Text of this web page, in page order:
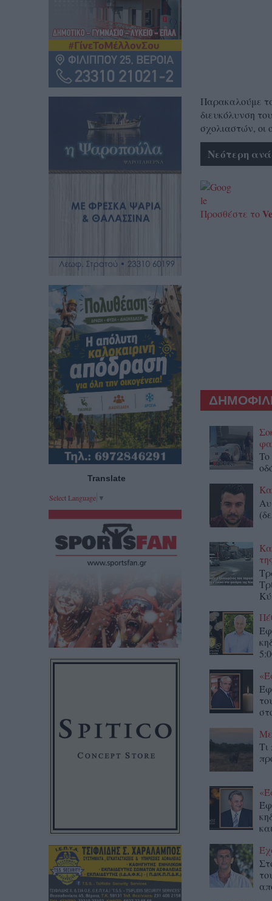
Παρακαλούμε
διευκόλυνση
σχολιαστών, οι
Νεότερη
Προσθέστε το
To
Τι
Translate
Select Language ▼